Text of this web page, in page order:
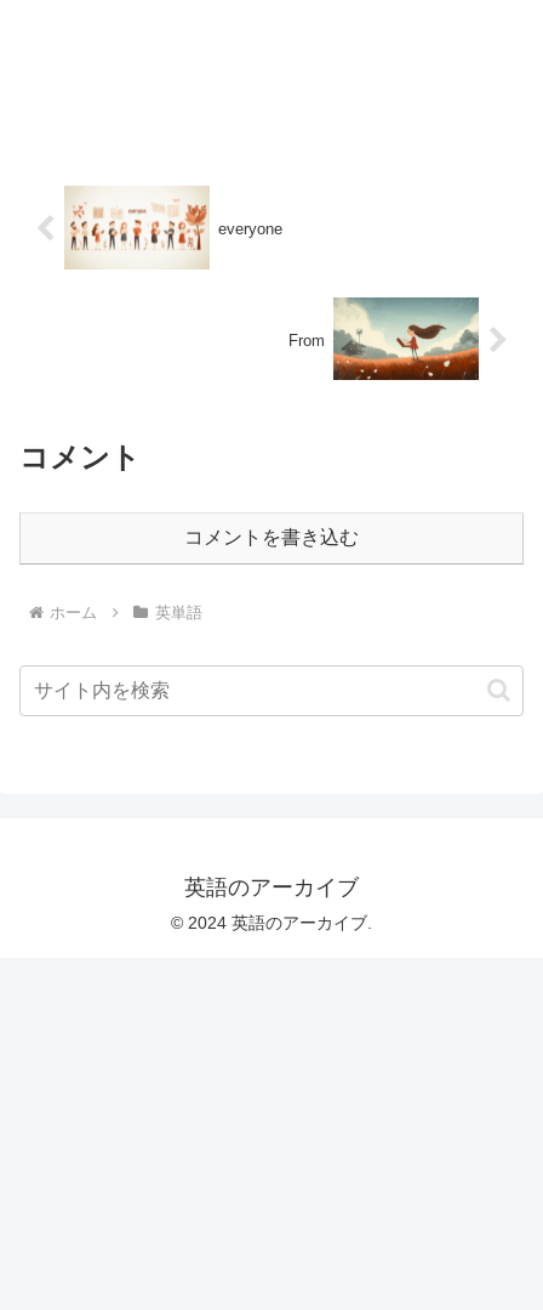
everyone
From
コメント
コメントを書き込む
ホーム 英単語
英語のアーカイブ
© 2024 英語のアーカイブ.